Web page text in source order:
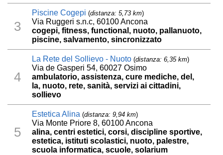
3
Piscine Cogepi (distanza: 5,73 km)
Via Ruggeri s.n.c, 60100 Ancona
cogepi, fitness, functional, nuoto, pallanuoto,
piscine, salvamento, sincronizzato
4
La Rete del Sollievo - Nuoto (distanza: 6,35 km)
Via de Gasperi 54, 60027 Osimo
ambulatorio, assistenza, cure mediche, del,
la, nuoto, rete, sanità, servizi ai cittadini,
sollievo
5
Estetica Alina (distanza: 9,94 km)
Via Monte Priore 8, 60100 Ancona
alina, centri estetici, corsi, discipline sportive,
estetica, istituti scolastici, nuoto, palestre,
scuola informatica, scuole, solarium